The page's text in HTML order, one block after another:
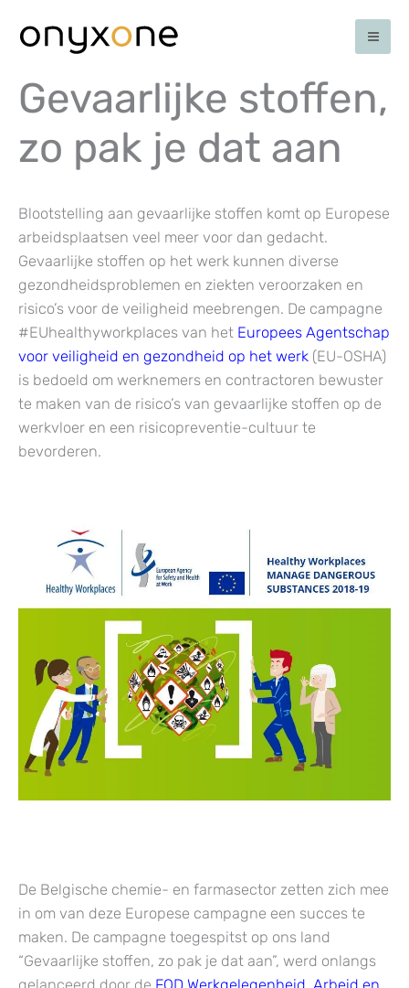
naar
inhoudGevaarlijke stoffen,
zo pak je dat aan
Blootstelling aan gevaarlijke stoffen komt op Europese
arbeidsplaatsen veel meer voor dan gedacht.
Gevaarlijke stoffen op het werk kunnen diverse
gezondheidsproblemen en ziekten veroorzaken en
risico’s voor de veiligheid meebrengen. De campagne
#EUhealthyworkplaces van het Europees Agentschap
voor veiligheid en gezondheid op het werk (EU-OSHA)
is bedoeld om werknemers en contractoren bewuster
te maken van de risico’s van gevaarlijke stoffen op de
werkvloer en een risicopreventie-cultuur te
bevorderen.
De Belgische chemie- en farmasector zetten zich mee
in om van deze Europese campagne een succes te
maken. De campagne toegespitst op ons land
“Gevaarlijke stoffen, zo pak je dat aan”, werd onlangs
gelanceerd door de FOD Werkgelegenheid, Arbeid en